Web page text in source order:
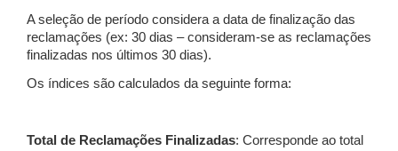
A seleção de período considera a data de finalização das
reclamações (ex: 30 dias – consideram-se as reclamações
finalizadas nos últimos 30 dias).
Os índices são calculados da seguinte forma:
Total de Reclamações Finalizadas: Corresponde ao total